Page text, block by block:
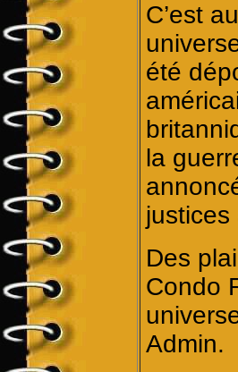
C’est
été
la
justices
Des
Condo
Admin.